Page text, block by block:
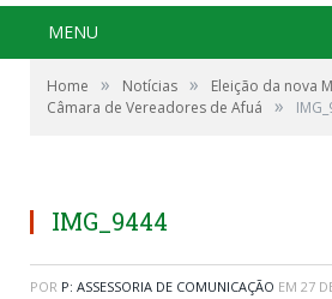
MENU
Home » Notícias »
Eleição da nova
Câmara de Vereadores de Afuá
»
IMG_9444
POR P: ASSESSORIA DE COMUNICAÇÃO EM 27